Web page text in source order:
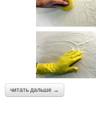
читать дальше →